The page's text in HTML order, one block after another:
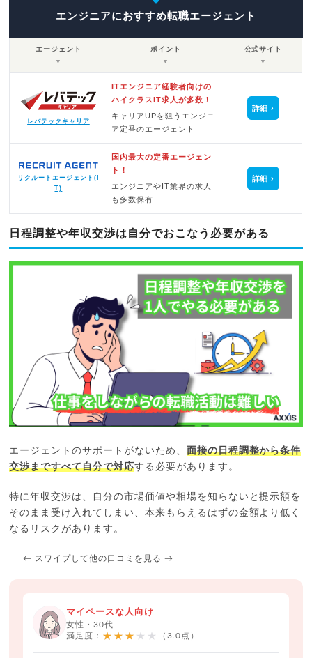
エンジニアにおすすめ転職エージェント
エージェント
▼
ポイント
▼
公式サイト
▼
レバテックキャリア
ITエンジニア経験者向けの
ハイクラスIT求人が多数！
キャリアUPを狙うエンジニ
ア定番のエージェント
詳細
リクルートエージェント(I
T)
国内最大の定番エージェン
ト！
エンジニアやIT業界の求人
も多数保有
詳細
日程調整や年収交渉は自分でおこなう必要がある
エージェントのサポートがないため、 面接の日程調整から条件
交渉まですべて自分で対応する必要があります。
特に年収交渉は、自分の市場価値や相場を知らないと提示額を
そのまま受け入れてしまい、本来もらえるはずの金額より低く
なるリスクがあります。
← スワイプして他の口コミを見る →
マイペースな人向け
女性・30代
満足度： ★★★★★ （3.0点）